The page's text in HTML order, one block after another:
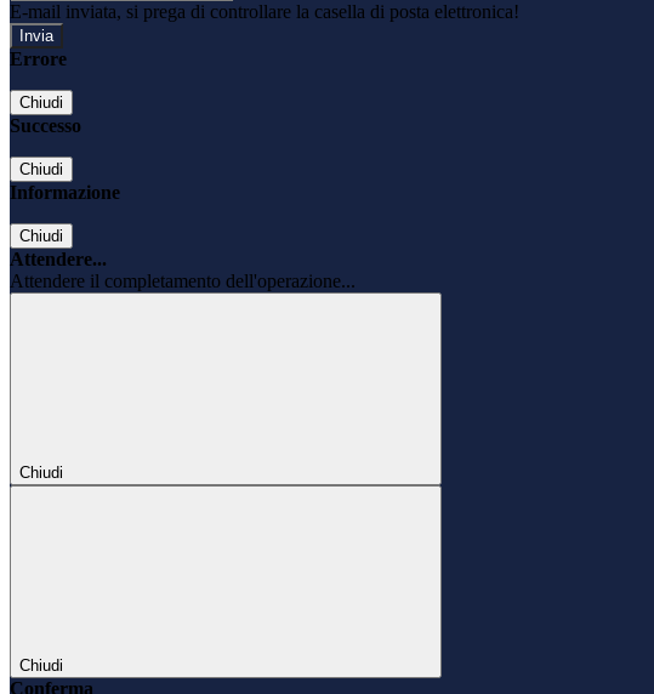
E-mail inviata, si prega di controllare la casella di posta elettronica!
Errore
Chiudi
Successo
Chiudi
Informazione
Chiudi
Attendere...
Attendere il completamento dell'operazione...
Chiudi
Chiudi
Conferma